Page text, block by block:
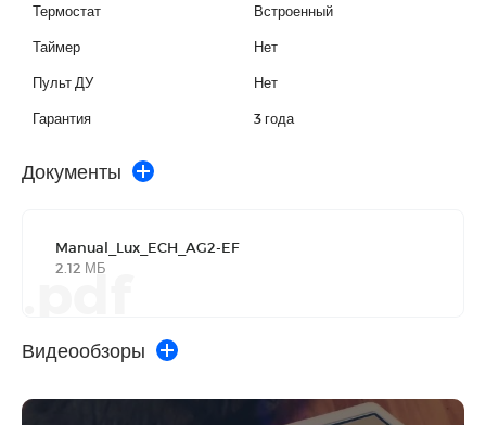
Термостат Встроенный
Таймер Нет
Пульт ДУ Нет
Гарантия 3 года
Документы
Manual_Lux_ECH_AG2-EF
2.12 МБ
.pdf
Видеообзоры